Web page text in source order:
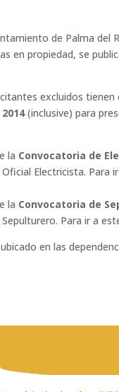
de Palma del
en propiedad, se
excluidos
2014(inclusive) para
la Convocatoria de
Electricista. Para
la Convocatoria de
Para ir a
en las